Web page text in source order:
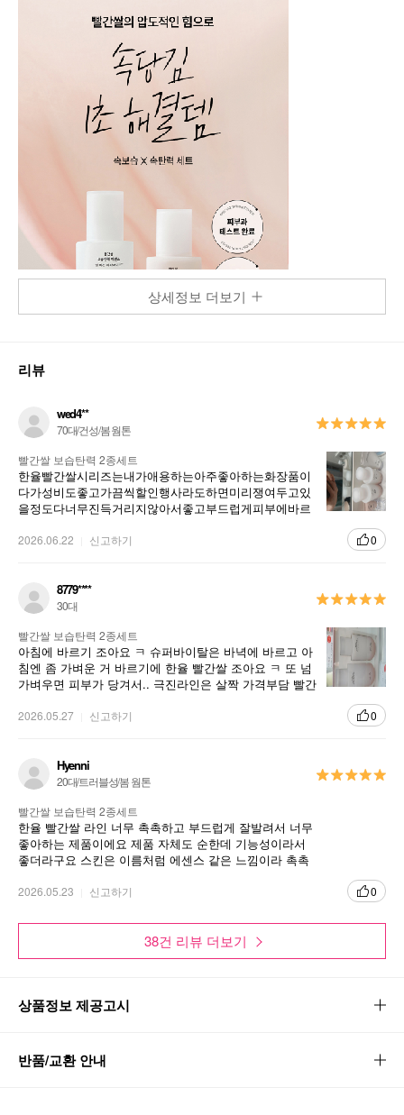
상세정보 더보기
리뷰
wed4**
70대/건성/봄 웜톤
빨간쌀 보습탄력 2종세트
한율빨간쌀시리즈는내가애용하는아주좋아하는화장품이
다가성비도좋고가끔씩할인행사라도하면미리쟁여두고있
을정도다너무진득거리지않아서좋고부드럽게피부에바르
다기초화장품으로만족한다
2026.06.22 신고하기 0
8779****
30대
빨간쌀 보습탄력 2종세트
아침에 바르기 조아요 ㅋ 슈퍼바이탈은 바녁에 바르고 아
침엔 좀 가벼운 거 바르기에 한율 빨간쌀 조아요 ㅋ 또 넘
가벼우면 피부가 당겨서.. 극진라인은 살짝 가격부담 빨간
2026.05.27 신고하기 0
Hyenni
20대/트러블성/봄 웜톤
빨간쌀 보습탄력 2종세트
한율 빨간쌀 라인 너무 촉촉하고 부드럽게 잘발려서 너무
좋아하는 제품이에요 제품 자체도 순한데 기능성이라서
좋더라구요 스킨은 이름처럼 에센스 같은 느낌이라 촉촉
2026.05.23 신고하기 0
38건 리뷰 더보기
상품정보 제공고시
반품/교환 안내